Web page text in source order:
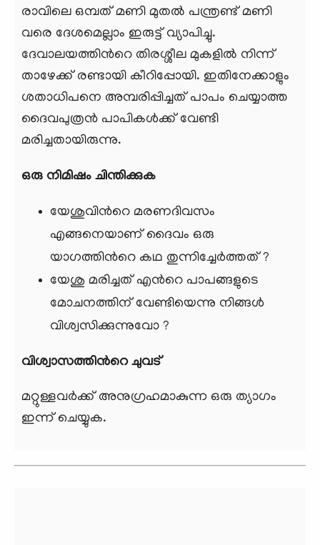
രാവിലെ ഒമ്പത് മണി മുതല്‍ പന്ത്രണ്ട് മണി
വരെ ദേശമെല്ലാം ഇരുട്ട് വ്യാപിച്ചു.
ദേവാലയത്തിന്‍റെ തിരശ്ശീല മുകളില്‍ നിന്ന്
താഴേക്ക് രണ്ടായി കീറിപ്പോയി. ഇതിനേക്കാളും
ശതാധിപനെ അമ്പരിപ്പിച്ചത് പാപം ചെയ്യാത്ത
ദൈവപുത്രന്‍ പാപികള്‍ക്ക് വേണ്ടി
മരിച്ചതായിരുന്നു.
ഒരു നിമിഷം ചിന്തിക്കുക
യേശുവിന്‍റെ മരണദിവസം
എങ്ങനെയാണ് ദൈവം ഒരു
യാഗത്തിന്‍റെ കഥ തുന്നിച്ചേര്‍ത്തത് ?
യേശു മരിച്ചത് എന്‍റെ പാപങ്ങളുടെ
മോചനത്തിന് വേണ്ടിയെന്നു നിങ്ങള്‍
വിശ്വസിക്കുന്നുവോ ?
വിശ്വാസത്തിന്‍റെ ചുവട്
മറ്റുള്ളവര്‍ക്ക് അനുഗ്രഹമാകുന്ന ഒരു ത്യാഗം
ഇന്ന് ചെയ്യുക.